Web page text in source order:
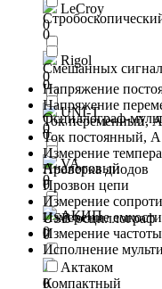
LeCroy
0
Rigol
0
UNI-T
0
VA
0
АКИП
0
Актаком
0
0
Смешанных
0
Осциллограф-
0
Аналоговый
0
USB-осциллограф
0
Напряжение
Напряжение
Ток переменный, А
Ток постоянный, А
Измерение
Проверка диодов
Прозвон цепи
Измерение
Измерение емкости
Измерение частоты
Исполнение
Компактный